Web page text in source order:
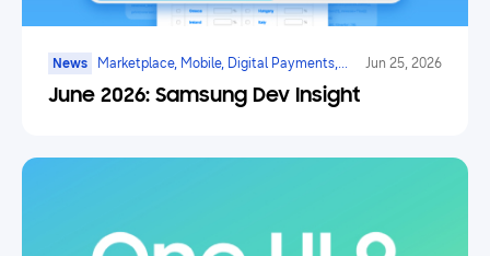
News
Marketplace, Mobile, Digital Payments,
Health, Galaxy Watch, Ar/vr/xr, Ai
Jun 25, 2026
June 2026: Samsung Dev Insight